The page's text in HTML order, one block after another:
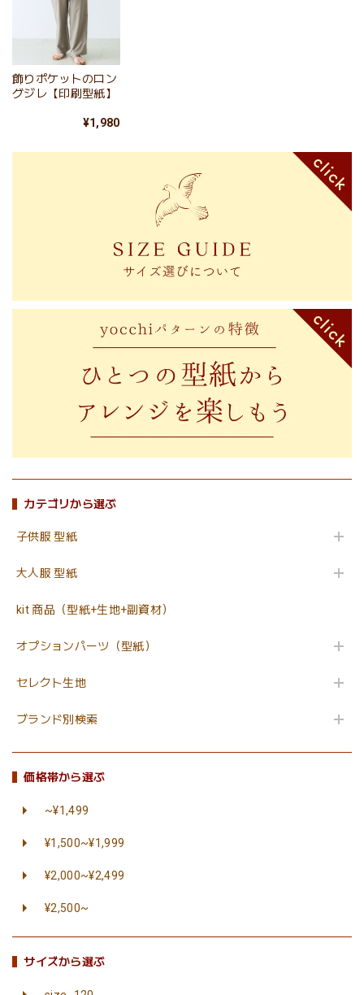
カテゴリから選ぶ
子供服 型紙
大人服 型紙
kit 商品（型紙+生地+副資材）
オプションパーツ（型紙）
セレクト生地
ブランド別検索
価格帯から選ぶ
~¥1,499
¥1,500~¥1,999
¥2,000~¥2,499
¥2,500~
サイズから選ぶ
飾りポケットのロン
グジレ【印刷型紙】
¥1,980